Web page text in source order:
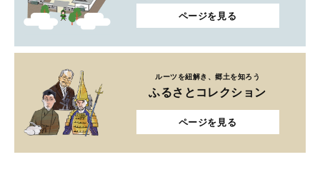
ページを見る
ルーツを紐解き、郷土を知ろう
ふるさとコレクション
ページを見る